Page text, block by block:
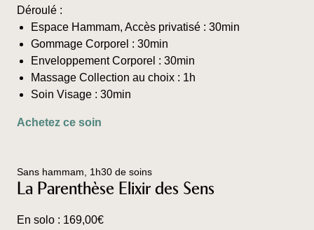
sur
la
page
du
produit
Déroulé :
Espace Hammam, Accès privatisé : 30min
Gommage Corporel : 30min
Enveloppement Corporel : 30min
Massage Collection au choix : 1h
Soin Visage : 30min
Achetez ce soin
variations.
Les
Sans hammam, 1h30 de soins
La Parenthèse Elixir des Sens
En solo : 169,00€